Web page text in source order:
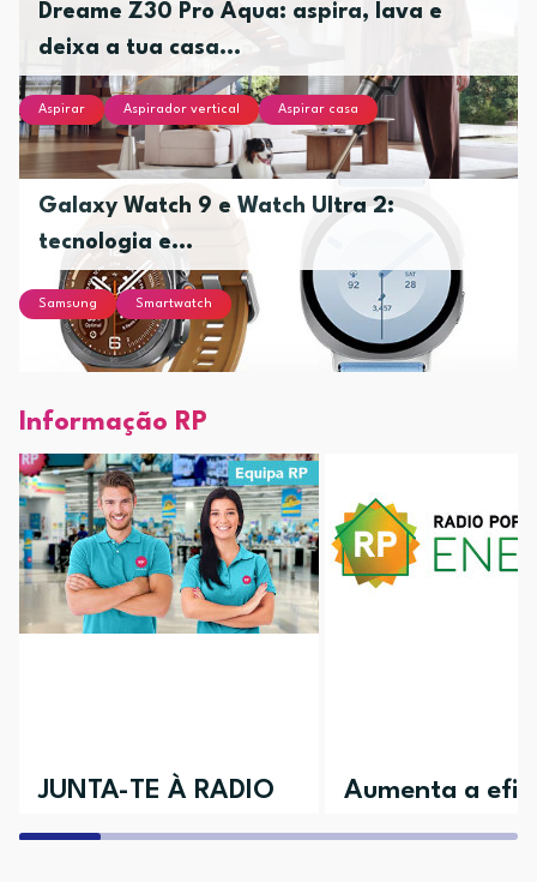
Dreame Z30 Pro Aqua: aspira, lava e
deixa a tua casa...
Aspirar Aspirador vertical Aspirar casa
Galaxy Watch 9 e Watch Ultra 2:
tecnologia e...
Samsung Smartwatch
Informação RP
JUNTA-TE À RADIO
POPULAR
Aumenta a
da tua casa